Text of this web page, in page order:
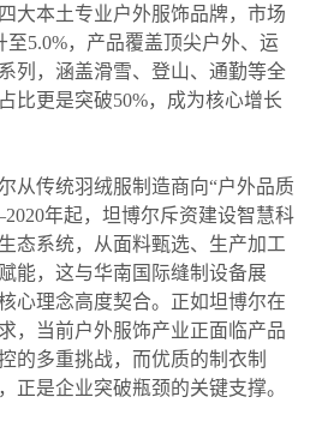
大本土专业户外服饰品牌，市场
至5.0%，产品覆盖顶尖户外、运
列，涵盖滑雪、登山、通勤等全
比更是突破50%，成为核心增长
从传统羽绒服制造商向“户外品质
年起，坦博尔斥资建设智慧科
态系统，从面料甄选、生产加工
能，这与华南国际缝制设备展
心理念高度契合。正如坦博尔在
，当前户外服饰产业正面临产品
的多重挑战，而优质的制衣制
正是企业突破瓶颈的关键支撑。